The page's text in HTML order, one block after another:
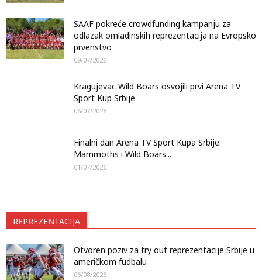
SAAF pokreće crowdfunding kampanju za
odlazak omladinskih reprezentacija na Evropsko
prvenstvo
09/07/2026
Kragujevac Wild Boars osvojili prvi Arena TV
Sport Kup Srbije
06/07/2026
Finalni dan Arena TV Sport Kupa Srbije:
Mammoths i Wild Boars...
01/07/2026
REPREZENTACIJA
Otvoren poziv za try out reprezentacije Srbije u
američkom fudbalu
06/08/2026